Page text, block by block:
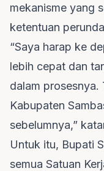
mekanisme yang
ketentuan
“Saya harap ke
lebih cepat dan
dalam prosesnya.
Kabupaten
sebelumnya,”
Untuk itu, Bupati
semua Satuan